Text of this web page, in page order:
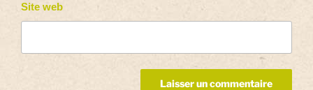
Site web